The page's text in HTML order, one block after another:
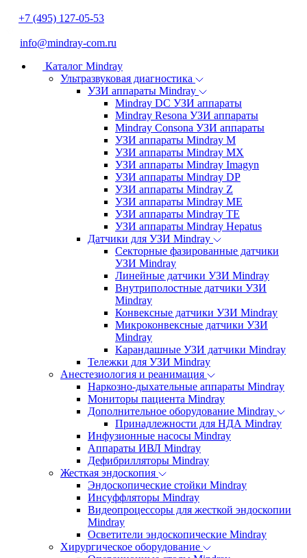
+7 (495) 127-05-53
info@mindray-com.ru
Каталог Mindray
Ультразвуковая диагностика
УЗИ аппараты Mindray
Mindray DC УЗИ аппараты
Mindray Resona УЗИ аппараты
Mindray Consona УЗИ аппараты
УЗИ аппараты Mindray M
УЗИ аппараты Mindray MX
УЗИ аппараты Mindray Imagyn
УЗИ аппараты Mindray DP
УЗИ аппараты Mindray Z
УЗИ аппараты Mindray ME
УЗИ аппараты Mindray TE
УЗИ аппараты Mindray Hepatus
Датчики для УЗИ Mindray
Секторные фазированные датчики
УЗИ Mindray
Линейные датчики УЗИ Mindray
Внутриполостные датчики УЗИ
Mindray
Конвексные датчики УЗИ Mindray
Микроконвексные датчики УЗИ
Mindray
Карандашные УЗИ датчики Mindray
Тележки для УЗИ Mindray
Анестезиология и реанимация
Наркозно-дыхательные аппараты Mindray
Мониторы пациента Mindray
Дополнительное оборудование Mindray
Принадлежности для НДА Mindray
Инфузионные насосы Mindray
Аппараты ИВЛ Mindray
Дефибрилляторы Mindray
Жесткая эндоскопия
Эндоскопические стойки Mindray
Инсуффляторы Mindray
Видеопроцессоры для жесткой эндоскопии
Mindray
Осветители эндоскопические Mindray
Хирургическое оборудование